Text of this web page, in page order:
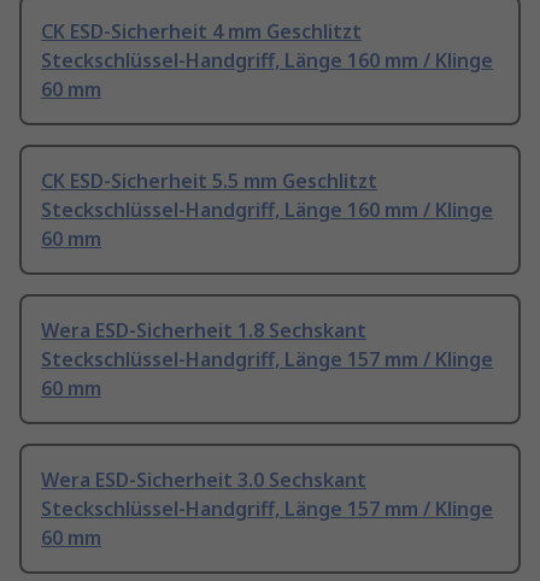
CK ESD-Sicherheit 4 mm Geschlitzt
Steckschlüssel-Handgriff, Länge 160 mm / Klinge
60 mm
CK ESD-Sicherheit 5.5 mm Geschlitzt
Steckschlüssel-Handgriff, Länge 160 mm / Klinge
60 mm
Wera ESD-Sicherheit 1.8 Sechskant
Steckschlüssel-Handgriff, Länge 157 mm / Klinge
60 mm
Wera ESD-Sicherheit 3.0 Sechskant
Steckschlüssel-Handgriff, Länge 157 mm / Klinge
60 mm